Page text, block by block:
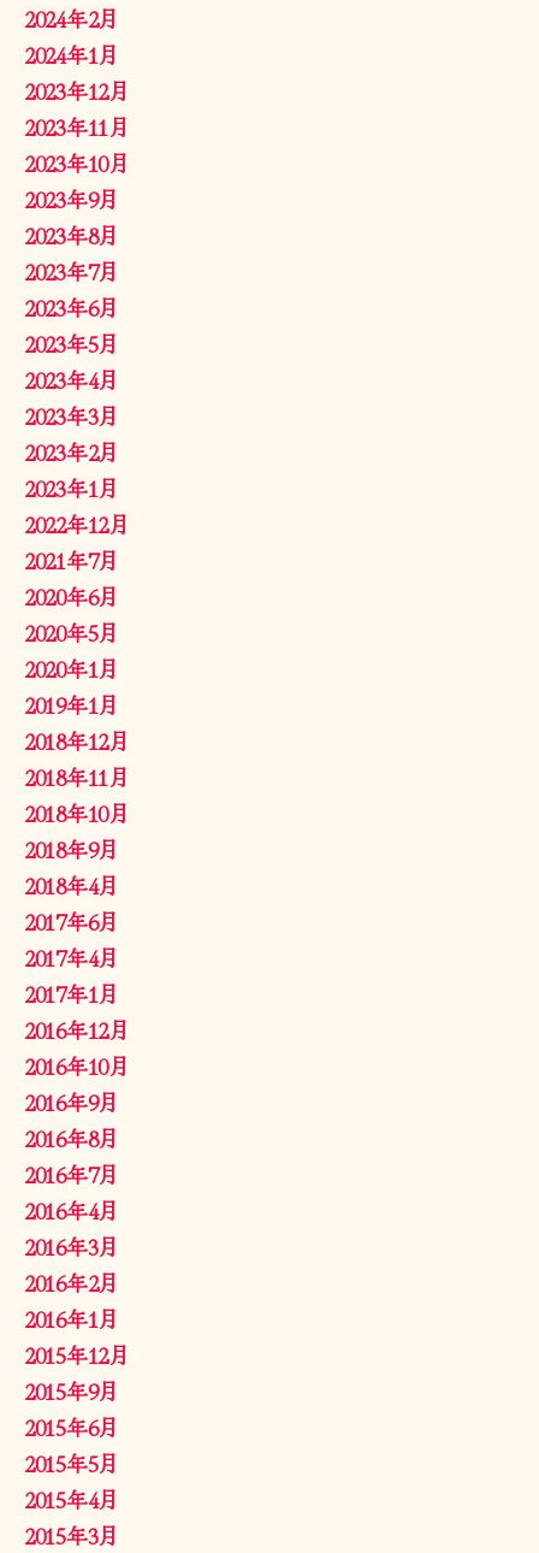
2024年2月
2024年1月
2023年12月
2023年11月
2023年10月
2023年9月
2023年8月
2023年7月
2023年6月
2023年5月
2023年4月
2023年3月
2023年2月
2023年1月
2022年12月
2021年7月
2020年6月
2020年5月
2020年1月
2019年1月
2018年12月
2018年11月
2018年10月
2018年9月
2018年4月
2017年6月
2017年4月
2017年1月
2016年12月
2016年10月
2016年9月
2016年8月
2016年7月
2016年4月
2016年3月
2016年2月
2016年1月
2015年12月
2015年9月
2015年6月
2015年5月
2015年4月
2015年3月